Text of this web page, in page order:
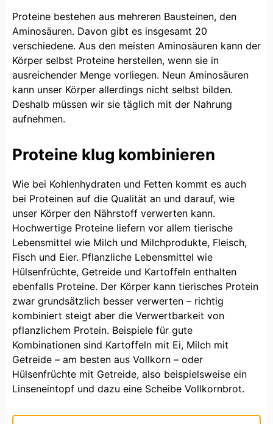
Proteine bestehen aus mehreren Bausteinen, den
Aminosäuren. Davon gibt es insgesamt 20
verschiedene. Aus den meisten Aminosäuren kann der
Körper selbst Proteine herstellen, wenn sie in
ausreichender Menge vorliegen. Neun Aminosäuren
kann unser Körper allerdings nicht selbst bilden.
Deshalb müssen wir sie täglich mit der Nahrung
aufnehmen.
Proteine klug kombinieren
Wie bei Kohlenhydraten und Fetten kommt es auch
bei Proteinen auf die Qualität an und darauf, wie
unser Körper den Nährstoff verwerten kann.
Hochwertige Proteine liefern vor allem tierische
Lebensmittel wie Milch und Milchprodukte, Fleisch,
Fisch und Eier. Pflanzliche Lebensmittel wie
Hülsenfrüchte, Getreide und Kartoffeln enthalten
ebenfalls Proteine. Der Körper kann tierisches Protein
zwar grundsätzlich besser verwerten – richtig
kombiniert steigt aber die Verwertbarkeit von
pflanzlichem Protein. Beispiele für gute
Kombinationen sind Kartoffeln mit Ei, Milch mit
Getreide – am besten aus Vollkorn – oder
Hülsenfrüchte mit Getreide, also beispielsweise ein
Linseneintopf und dazu eine Scheibe Vollkornbrot.